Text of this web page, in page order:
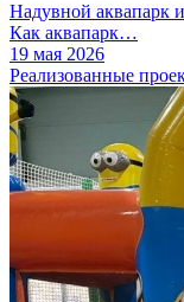
Надувной аквапарк
Как аквапарк…
19 мая 2026
Реализованные